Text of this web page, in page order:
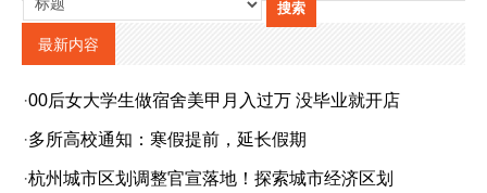
最新内容
·00后女大学生做宿舍美甲月入过万 没毕业就开店
·多所高校通知：寒假提前，延长假期
·杭州城市区划调整官宣落地！探索城市经济区划